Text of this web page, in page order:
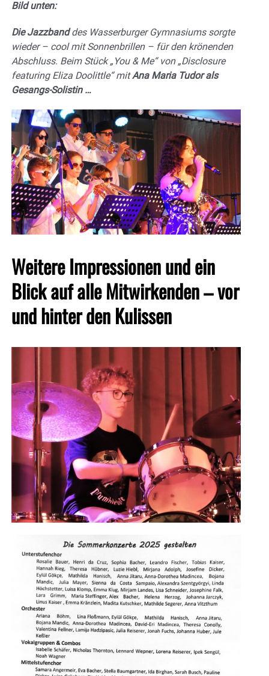
Bild unten:
Die Jazzbanddes Wasserburger Gymnasiums sorgte
wieder – cool mit Sonnenbrillen – für den krönenden
Abschluss. Beim Stück „You & Me“ von „Disclosure
featuring Eliza Doolittle“ mitAna Maria Tudor als
Gesangs-Solistin …
Weitere Impressionen und ein
Blick auf alle Mitwirkenden – vor
und hinter den Kulissen